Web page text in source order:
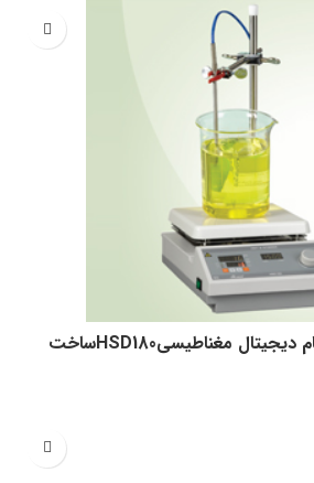
هات پلیت با همزن تمام دیجیتال مغناطیسیHSD180ساخت